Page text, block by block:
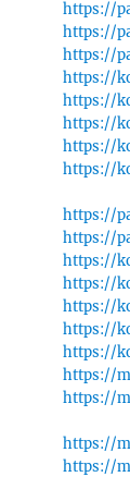
https://
https://
https://
https://
https://
https://
https://
https://
https://
https://
https://
https://
https://
https://
https://
https://
https://
https://
https://